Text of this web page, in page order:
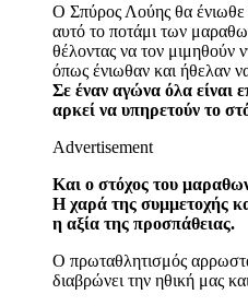
Ο Σπύρος Λούης θα ένιωθε
αυτό το ποτάμι των
θέλοντας να τον μιμηθούν
όπως ένιωθαν και ήθελαν
Σε έναν αγώνα όλα είναι
αρκεί να υπηρετούν το
Advertisement
Και ο στόχος του
Η χαρά της συμμετοχής
η αξία της προσπάθειας.
Ο πρωταθλητισμός
διαβρώνει την ηθική μας